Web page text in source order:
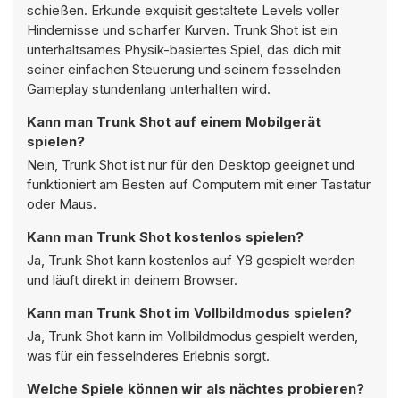
schießen. Erkunde exquisit gestaltete Levels voller
Hindernisse und scharfer Kurven. Trunk Shot ist ein
unterhaltsames Physik-basiertes Spiel, das dich mit
seiner einfachen Steuerung und seinem fesselnden
Gameplay stundenlang unterhalten wird.
Kann man Trunk Shot auf einem Mobilgerät
spielen?
Nein, Trunk Shot ist nur für den Desktop geeignet und
funktioniert am Besten auf Computern mit einer Tastatur
oder Maus.
Kann man Trunk Shot kostenlos spielen?
Ja, Trunk Shot kann kostenlos auf Y8 gespielt werden
und läuft direkt in deinem Browser.
Kann man Trunk Shot im Vollbildmodus spielen?
Ja, Trunk Shot kann im Vollbildmodus gespielt werden,
was für ein fesselnderes Erlebnis sorgt.
Welche Spiele können wir als nächtes probieren?